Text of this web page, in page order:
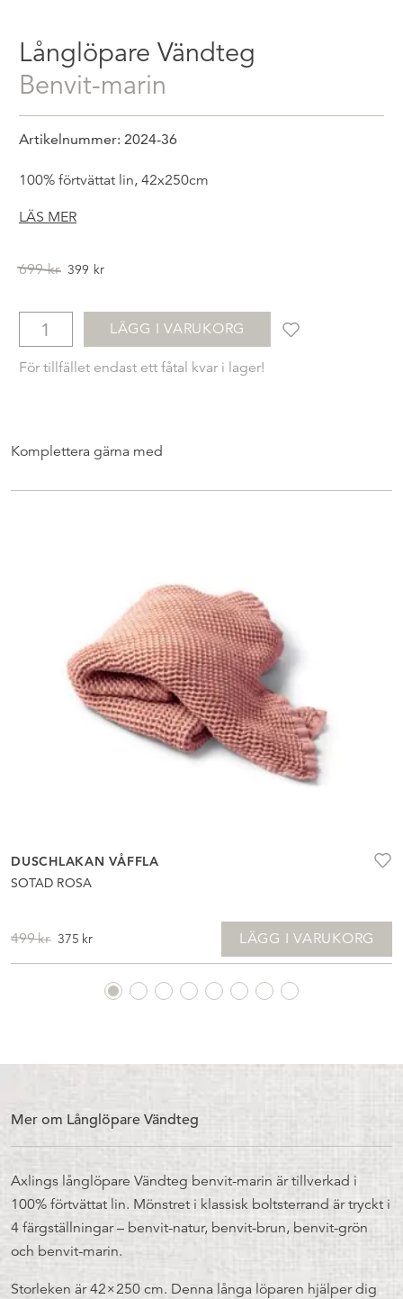
Långlöpare Vändteg
benvit-marin
Artikelnummer: 2024-36
100% förtvättat lin, 42x250cm
LÄS MER
699 kr
699kr.
399 kr
är:
399kr.
LÄGG I VARUKORG
För tillfället endast ett fåtal kvar i lager!
Komplettera gärna med
DUSCHLAKAN VÅFFLA
SOTAD ROSA
499kr DET
URSPRUNGLIGA
375 krDET
NUVARANDE
PRISET
ÄR:
LÄGG I VARUKORG
Mer om Långlöpare Vändteg
Axlings långlöpare Vändteg benvit-marin är tillverkad i
100% förtvättat lin. Mönstret i klassisk boltsterrand är tryckt i
4 färgställningar – benvit-natur, benvit-brun, benvit-grön
och benvit-marin.
Storleken är 42×250 cm. Denna långa löparen hjälper dig